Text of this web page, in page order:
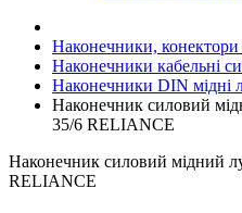
Наконечники, конектори
Наконечники кабельні
Наконечники DIN мідні
Наконечник силовий
35/6 RELIANCE
Наконечник силовий мідний
RELIANCE